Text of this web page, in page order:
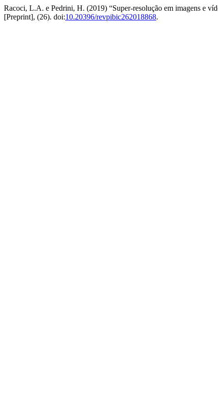
Racoci, L.A. e Pedrini, H. (2019) “Super-resolução em imagens e
[Preprint], (26). doi:10.20396/revpibic262018868.